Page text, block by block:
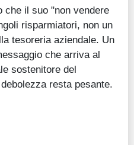
che il suo "non vendere
risparmiatori, non un
tesoreria aziendale. Un
che arriva al
sostenitore del
resta pesante.